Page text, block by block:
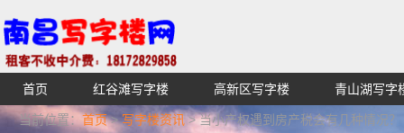
【不收中介费】南昌写字楼出租租赁招租出售,找高端高
湖青云谱写字楼
首页 红谷滩写字楼 高新区写字楼 青山湖写字
当前位置： 首页>写字楼资讯> 当小产权遇到房产税会有几种情况？